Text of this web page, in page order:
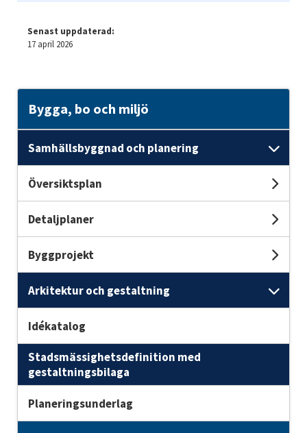
Senast uppdaterad:
17 april 2026
Bygga, bo och miljö
Samhällsbyggnad och planering
Översiktsplan
Detaljplaner
Byggprojekt
Arkitektur och gestaltning
Idékatalog
Stadsmässighetsdefinition med
gestaltningsbilaga
Planeringsunderlag